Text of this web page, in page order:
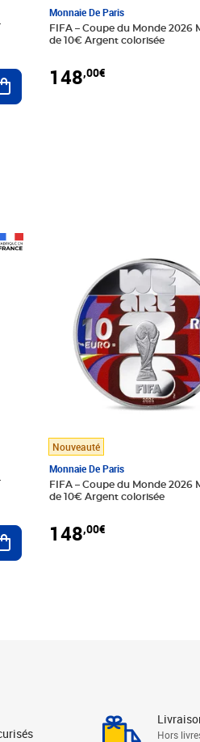
Ajouter au panier
Monnaie De Paris
FIFA – Coupe du Monde 2026
de 10€ Argent colorisée
148,00€
Ajouter au panier
Nouveauté
Monnaie De Paris
FIFA – Coupe du Monde 2026
de 10€ Argent colorisée
148,00€
Hors